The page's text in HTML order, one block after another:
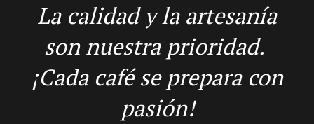
La calidad y la artesanía
son nuestra prioridad.
¡Cada café se prepara con
pasión!